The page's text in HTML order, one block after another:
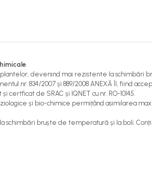
.
devenind mai rezistente la schimbări
nr. 834/2007 și 889/2008 ANEXĂ ÎI, fiind
certficat de SRAC și IQNET cu nr. RO-10145.
și bio-chimice permițând asimilarea
schimbări bruște de temperatură și la boli.